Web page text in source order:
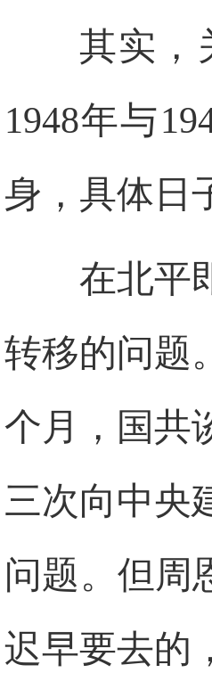
其实，
1948年与
身，具体日
在北平
转移的问题
个月，国共
三次向中央
问题。但周
迟早要去的